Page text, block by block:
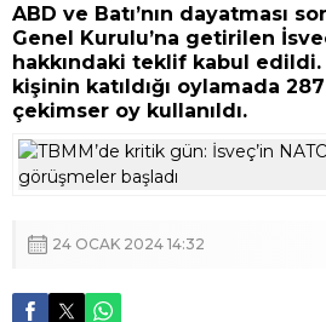
ABD ve Batı’nın dayatması
Genel Kurulu’na getirilen
hakkındaki teklif kabul edildi.
kişinin katıldığı oylamada
çekimser oy kullanıldı.
24 OCAK 2024 14:32